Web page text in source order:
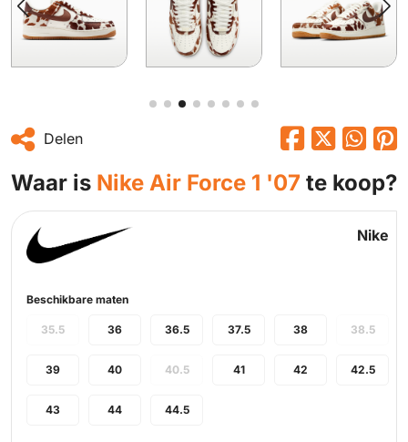
Delen
Waar is Nike Air Force 1 '07 te koop?
Nike
Beschikbare maten
36 36.5 37.5 38
39 40 41 42 42.5
43 44 44.5
35.5 38.5
40.5